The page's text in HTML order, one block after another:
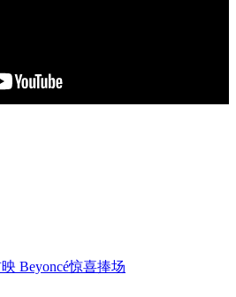
Beyoncé惊喜捧场